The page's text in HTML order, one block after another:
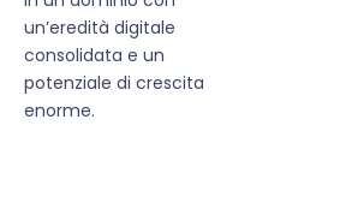
un’eredità digitale
consolidata e un
potenziale di crescita
enorme.